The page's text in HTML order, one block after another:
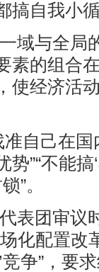
搞自我小
域与全局
素的组合
使经济活
自己在
”“不能搞
”。
表团审议
化配置改
争”，要